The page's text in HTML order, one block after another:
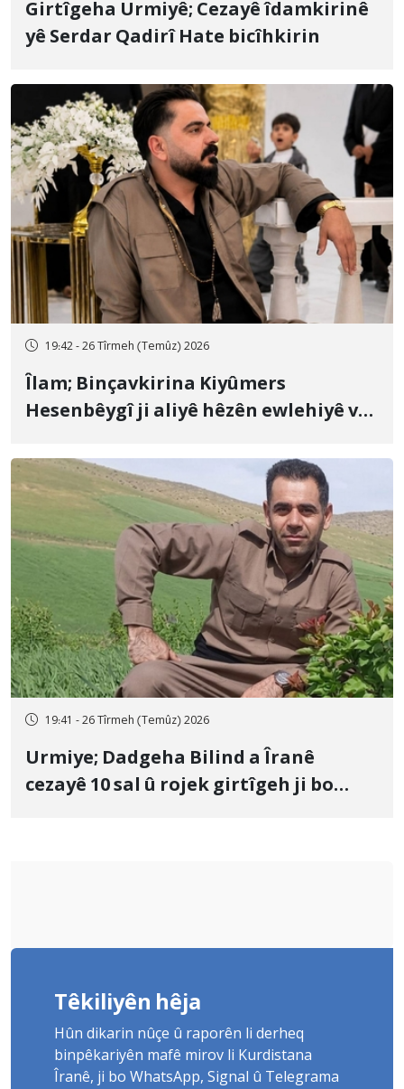
Girtîgeha Urmiyê; Cezayê îdamkirinê
yê Serdar Qadirî Hate bicîhkirin
19:42 - 26 Tîrmeh (Temûz) 2026
Îlam; Binçavkirina Kiyûmers
Hesenbêygî ji aliyê hêzên ewlehiyê ve
19:41 - 26 Tîrmeh (Temûz) 2026
Urmiye; Dadgeha Bilind a Îranê
cezayê 10 sal û rojek girtîgeh ji bo
Têkiliyên hêja
Hûn dikarin nûçe û raporên li derheq
binpêkariyên mafê mirov li Kurdistana
Îranê, ji bo WhatsApp, Signal û Telegrama